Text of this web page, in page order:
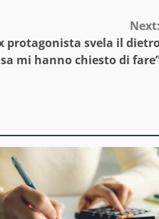
protagonista svela il
mi hanno chiesto di